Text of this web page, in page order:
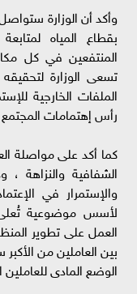
وأكد أن الوزارة
بقطاع المياه
المنتفعين في كل
تسعى الوزارة
الملفات الخارجية
رأس إهتمامات
كما أكد على مواصلة
الشفافية والنزاهة ،
والإستمرار في
لأسس موضوعية
العمل على تطوير
بين العاملين من
الوضع المادى للعاملين